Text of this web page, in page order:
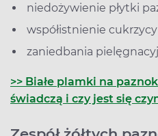
niedożywienie płytki
współistnienie
zaniedbania
>> Białe plamki na
świadczą i czy jest się